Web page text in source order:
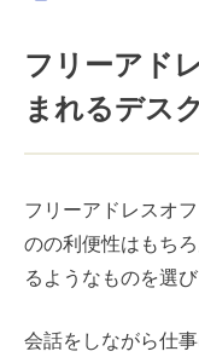
フリーアド
まれるデス
フリーアドレスオ
のの利便性はもちろ
るようなものを選び
会話をしながら仕事